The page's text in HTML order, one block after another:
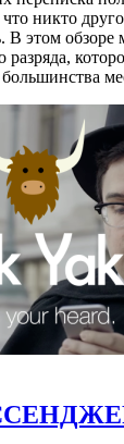
никто
В этом
большинства